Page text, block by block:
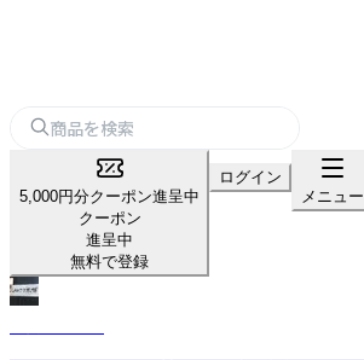
5,000円分クーポン進呈中
クーポン
進呈中
無料で登録
ログイン
メニュー